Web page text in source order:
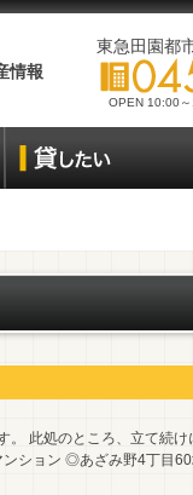
情報
東急田園都
OPEN 10:00～
。 此処のところ、立て続
ション ◎あざみ野4丁目